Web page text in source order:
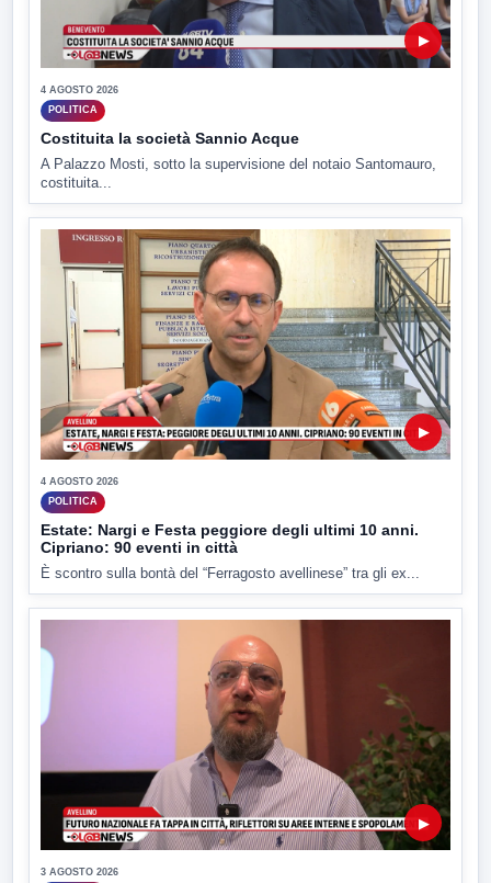
▶
4 AGOSTO 2026
POLITICA
Costituita la società Sannio Acque
A Palazzo Mosti, sotto la supervisione del notaio Santomauro,
costituita...
▶
4 AGOSTO 2026
POLITICA
Estate: Nargi e Festa peggiore degli ultimi 10 anni.
Cipriano: 90 eventi in città
È scontro sulla bontà del “Ferragosto avellinese” tra gli ex...
▶
3 AGOSTO 2026